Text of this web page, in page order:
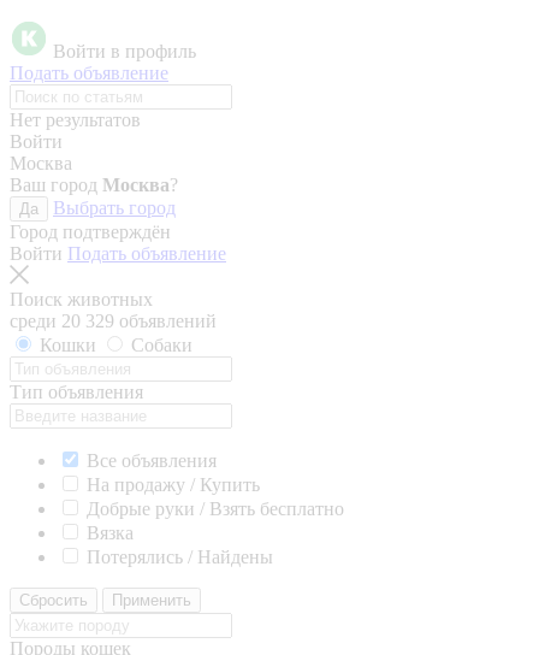
Войти в профиль
Подать объявление
Нет результатов
Войти
Москва
Ваш город Москва?
Да
Выбрать город
Город подтверждён
Войти Подать объявление
Поиск животных
среди 20 329 объявлений
Кошки
Собаки
Тип объявления
Все объявления
На продажу / Купить
Добрые руки / Взять бесплатно
Вязка
Потерялись / Найдены
Сбросить Применить
Породы кошек